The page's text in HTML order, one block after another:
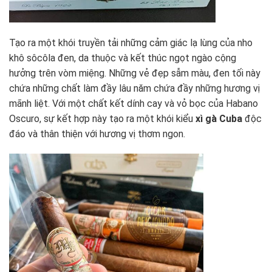
Tạo ra một khói truyền tải những cảm giác lạ lùng của nho
khô sôcôla đen, da thuộc và kết thúc ngọt ngào cộng
hưởng trên vòm miệng. Những vẻ đẹp sẫm màu, đen tối này
chứa những chất làm đầy lâu năm chứa đầy những hương vị
mãnh liệt. Với một chất kết dính cay và vỏ bọc của Habano
Oscuro, sự kết hợp này tạo ra một khói kiểu xì gà Cuba độc
đáo và thân thiện với hương vị thơm ngon.